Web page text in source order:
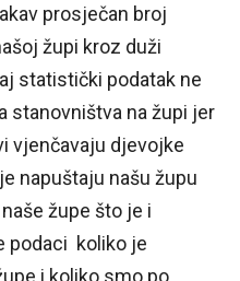
prosječan broj
župi kroz duži
statistički podatak ne
stanovništva na župi jer
vjenčavaju djevojke
napuštaju našu župu
župe što je i
podaci koliko je
i koliko smo po